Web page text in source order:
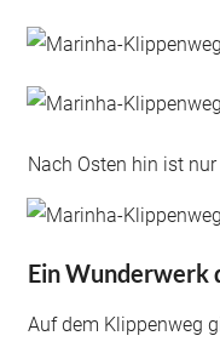
Nach Osten hin ist
Ein Wunderwerk
Auf dem Klippenweg